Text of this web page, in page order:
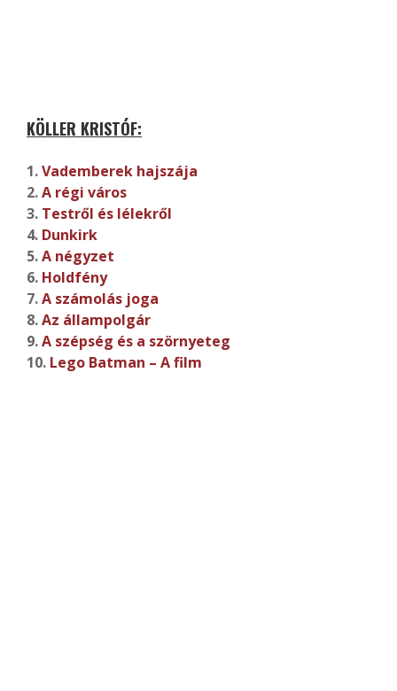
KÖLLER KRISTÓF:
1.Vademberek hajszája
2.A régi város
3. Testről és lélekről
4. Dunkirk
5.A négyzet
6. Holdfény
7.A számolás joga
8.Az állampolgár
9.A szépség és a szörnyeteg
10. Lego Batman – A film